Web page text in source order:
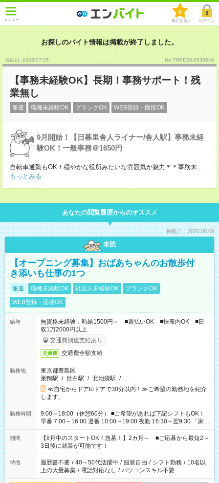
メニュー
0
気になる！ ログイン
お探しのバイト情報は掲載が終了しました。
掲載日 :2026/07/25 No.TMPE26-0530540
【事務未経験OK】長期！事務サポート！残
業無し
派遣 職種未経験OK ブランクOK WEB登録・面接OK
9月開始！【日暮里舎人ライナー/舎人駅】事務未経
験OK！一般事務＠1650円
自転車通勤もOK！穏やかな役所みたいな雰囲気が魅力＊＊事務未 ...
もっとみる
あなたの閲覧履歴からのオススメ
掲載日：2026.08.09
未読
【オープニング募集】おばあちゃんのお散歩付
き添いも仕事の1つ
派遣 職種未経験OK 社会人未経験OK
ブランクOK
WEB登録・面接OK
給与
無資格未経験：時給1500円～ ■週払いOK ■扶養内OK ■日
収1万2000円以上
交通費別途支給あり
交通費 交通費全額支給
勤務地
東京都豊島区
巣鴨駅 / 目白駅 / 北池袋駅 / …
≪自宅からドアtoドアで30分以内！≫ご希望の勤務地を紹介
します。
勤務時間
9:00～18:00（休憩60分） ■ご希望があれば下記シフトもOK！
早番 7:00～16:00 遅番 10:00～19:00 夜勤 16:30～翌9:30 「家族
と休みを合わせたい」 「余裕を持って夕飯の準備がしたい」
「できれば残業はしたくない」 など、ご希望を教えてください
ね。 ※Wワーク希望の方へ 今ご覧のお仕事で希望する勤務時間
と、もう1つのお仕事の勤務時間。 合計で週40時間を超える場
合は応募できません。
期間
【8月中のスタートOK！急募！】2カ月～ ■ご応募から最短2～
3日後に就業が可能です！
特徴 履歴書不要 / 40～50代活躍中 / 服装自由 / シフト勤務 / 10名以
上の大量募集 / 電話対応なし / パソコンスキル不要